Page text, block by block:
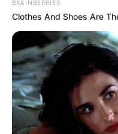
BRAINBERRIES
Clothes And Shoes Are